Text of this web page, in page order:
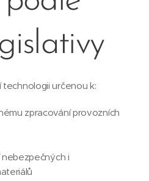
určenou k:
zpracování provozních
i